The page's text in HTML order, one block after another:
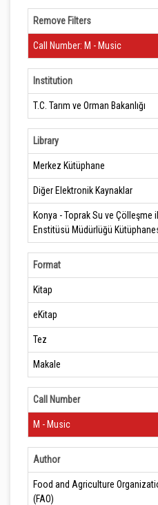
Remove Filters
Clear Filter
Call Number: M - Music
Institution
T.C. Tarım ve Orman Bakanlığı
Library
Merkez Kütüphane
Diğer Elektronik Kaynaklar
Konya - Toprak Su ve Çölleşme
Enstitüsü Müdürlüğü
Format
Kitap
eKitap
Tez
Makale
Call Number
M - Music
Author
Food and Agriculture
(FAO)